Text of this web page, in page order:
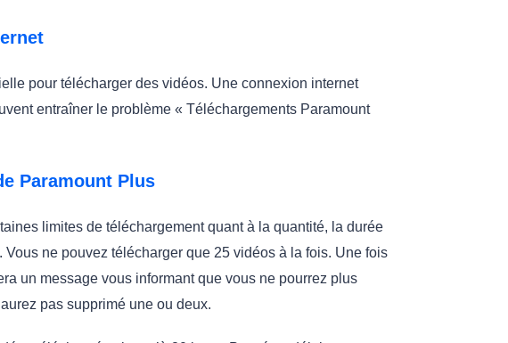
pour télécharger des vidéos. Une connexion internet
entraîner le problème « Téléchargements Paramount
Paramount Plus
limites de téléchargement quant à la quantité, la durée
ne pouvez télécharger que 25 vidéos à la fois. Une fois
un message vous informant que vous ne pourrez plus
pas supprimé une ou deux.